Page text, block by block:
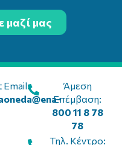
μαζί μας
Email:
Άμεση
Επέμβαση:
800 11 8 78
78
Τηλ. Κέντρο: